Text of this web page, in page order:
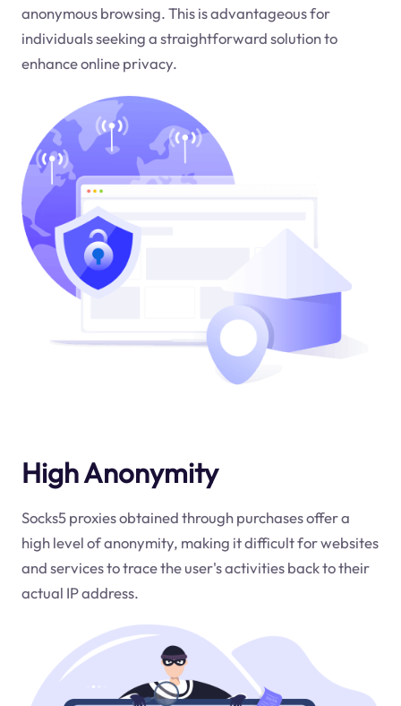
anonymous browsing. This is advantageous for
individuals seeking a straightforward solution to
enhance online privacy.
High Anonymity
Socks5 proxies obtained through purchases offer a
high level of anonymity, making it difficult for websites
and services to trace the user's activities back to their
actual IP address.